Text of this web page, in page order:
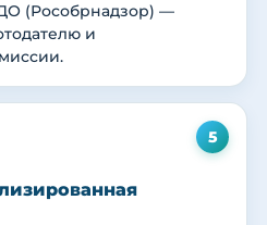
(Рособрнадзор) —
и
5